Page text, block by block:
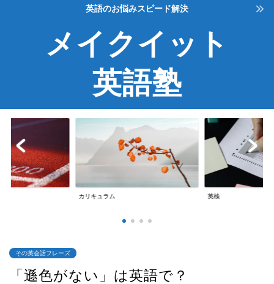
英語のお悩みスピード解決
メイクイット
英語塾
英検 英会話
その英会話フレーズ
「遜色がない」は英語で？